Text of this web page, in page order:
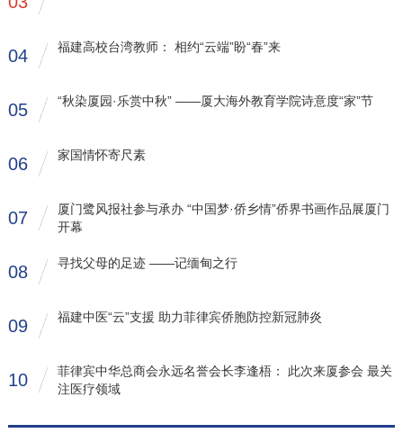
04 福建高校台湾教师： 相约“云端”盼“春”来
05 “秋染厦园·乐赏中秋” ——厦大海外教育学院诗意度“家”节
06 家国情怀寄尺素
07
厦门鹭风报社参与承办 “中国梦·侨乡情”侨界书画作品展厦门
开幕
08 寻找父母的足迹 ——记缅甸之行
09 福建中医“云”支援 助力菲律宾侨胞防控新冠肺炎
10
菲律宾中华总商会永远名誉会长李逢梧： 此次来厦参会 最关
注医疗领域